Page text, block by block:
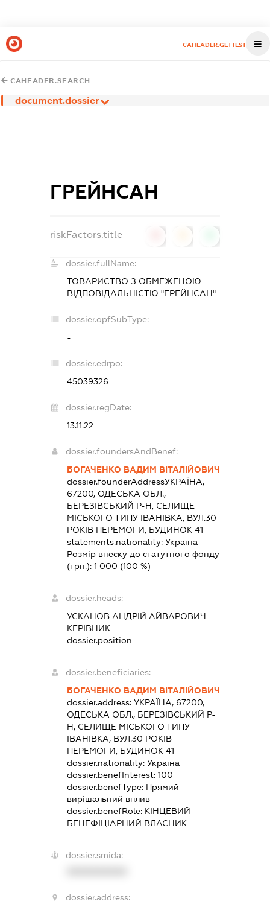
CAHEADER.GETTEST
CAHEADER.SEARCH
document.dossier
ГРЕЙНСАН
riskFactors.title
dossier.fullName:
ТОВАРИСТВО З ОБМЕЖЕНОЮ
ВІДПОВІДАЛЬНІСТЮ "ГРЕЙНСАН"
dossier.opfSubType:
-
dossier.edrpo:
45039326
dossier.regDate:
13.11.22
dossier.foundersAndBenef:
БОГАЧЕНКО ВАДИМ ВІТАЛІЙОВИЧ
dossier.founderAddressУКРАЇНА,
67200, ОДЕСЬКА ОБЛ.,
БЕРЕЗІВСЬКИЙ Р-Н, СЕЛИЩЕ
МІСЬКОГО ТИПУ ІВАНІВКА, ВУЛ.30
РОКІВ ПЕРЕМОГИ, БУДИНОК 41
statements.nationality: Україна
Розмір внеску до статутного фонду
(грн.): 1 000 (100 %)
dossier.heads:
УСКАНОВ АНДРІЙ АЙВАРОВИЧ -
КЕРІВНИК
dossier.position -
dossier.beneficiaries:
БОГАЧЕНКО ВАДИМ ВІТАЛІЙОВИЧ
dossier.address: УКРАЇНА, 67200,
ОДЕСЬКА ОБЛ., БЕРЕЗІВСЬКИЙ Р-
Н, СЕЛИЩЕ МІСЬКОГО ТИПУ
ІВАНІВКА, ВУЛ.30 РОКІВ
ПЕРЕМОГИ, БУДИНОК 41
dossier.nationality: Україна
dossier.benefInterest: 100
dossier.benefType: Прямий
вирішальний вплив
dossier.benefRole: КІНЦЕВИЙ
БЕНЕФІЦІАРНИЙ ВЛАСНИК
dossier.smida:
dossier.address: